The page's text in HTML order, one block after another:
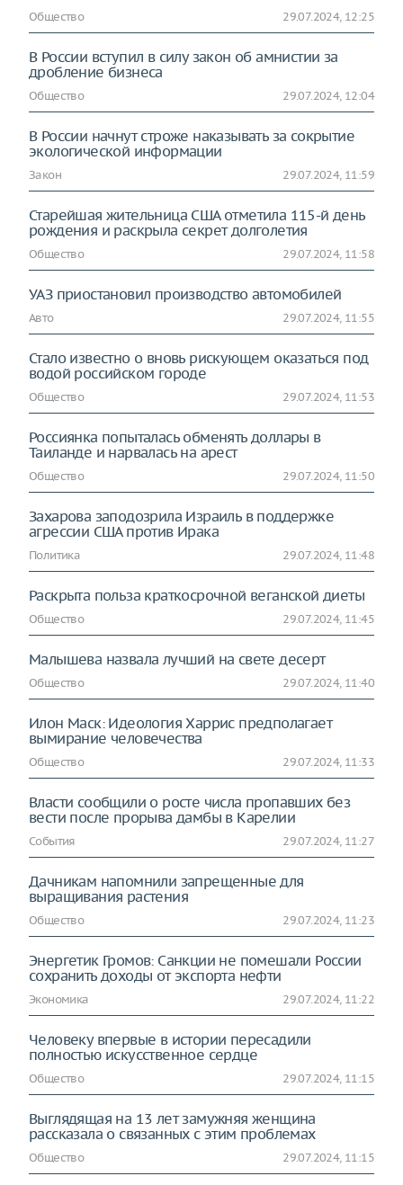
Общество 29.07.2024, 12:25
В России вступил в силу закон об амнистии за
дробление бизнеса
Общество 29.07.2024, 12:04
В России начнут строже наказывать за сокрытие
экологической информации
Закон 29.07.2024, 11:59
Старейшая жительница США отметила 115-й день
рождения и раскрыла секрет долголетия
Общество 29.07.2024, 11:58
УАЗ приостановил производство автомобилей
Авто 29.07.2024, 11:55
Стало известно о вновь рискующем оказаться под
водой российском городе
Общество 29.07.2024, 11:53
Россиянка попыталась обменять доллары в
Таиланде и нарвалась на арест
Общество 29.07.2024, 11:50
Захарова заподозрила Израиль в поддержке
агрессии США против Ирака
Политика 29.07.2024, 11:48
Раскрыта польза краткосрочной веганской диеты
Общество 29.07.2024, 11:45
Малышева назвала лучший на свете десерт
Общество 29.07.2024, 11:40
Илон Маск: Идеология Харрис предполагает
вымирание человечества
Общество 29.07.2024, 11:33
Власти сообщили о росте числа пропавших без
вести после прорыва дамбы в Карелии
События 29.07.2024, 11:27
Дачникам напомнили запрещенные для
выращивания растения
Общество 29.07.2024, 11:23
Энергетик Громов: Санкции не помешали России
сохранить доходы от экспорта нефти
Экономика 29.07.2024, 11:22
Человеку впервые в истории пересадили
полностью искусственное сердце
Общество 29.07.2024, 11:15
Выглядящая на 13 лет замужняя женщина
рассказала о связанных с этим проблемах
Общество 29.07.2024, 11:15